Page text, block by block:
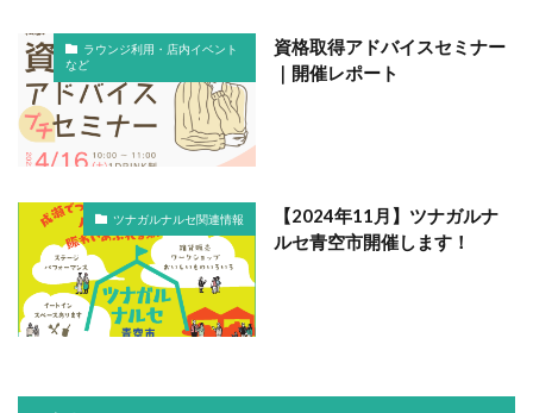
ラウンジ利用・店内イベント
など
資格取得アドバイスセミナー
｜開催レポート
ツナガルナルセ関連情報
【2024年11月】ツナガルナ
ルセ青空市開催します！